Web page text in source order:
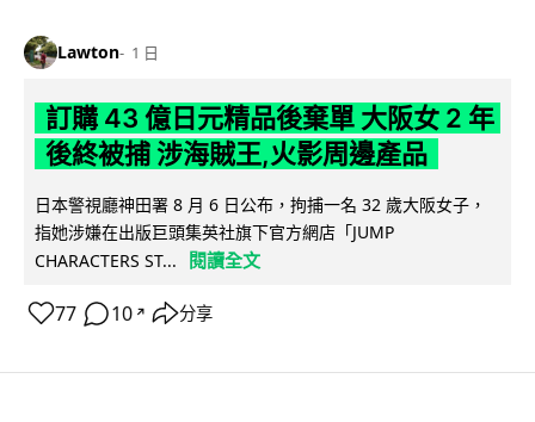
Lawton 1 日
訂購 43 億日元精品後棄單 大阪女 2 年
後終被捕 涉海賊王,火影周邊產品
日本警視廳神田署 8 月 6 日公布，拘捕一名 32 歲大阪女子，
指她涉嫌在出版巨頭集英社旗下官方網店「JUMP
CHARACTERS ST...
閱讀全文
77 10 ↗ 分享